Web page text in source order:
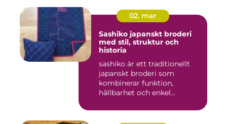
02. mar
Sashiko japanskt broderi
med stil, struktur och
historia
sashiko är ett traditionellt
japanskt broderi som
kombinerar funktion,
hållbarhet och enkel